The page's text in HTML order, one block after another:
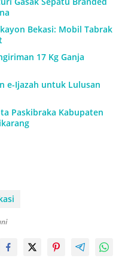
Bekasi: Mobil Tabrak
17 Kg Ganja
e-Ijazah untuk Lulusan
Paskibraka Kabupaten